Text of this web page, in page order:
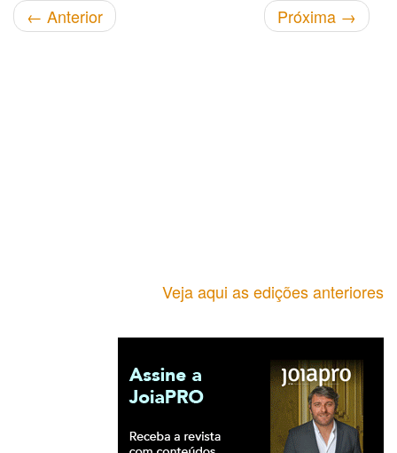
← Anterior Próxima →
Veja aqui as edições anteriores